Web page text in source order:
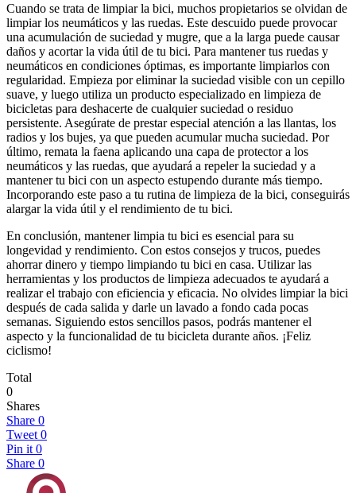
Cuando se trata de limpiar la bici, muchos propietarios se olvidan de
limpiar los neumáticos y las ruedas. Este descuido puede provocar
una acumulación de suciedad y mugre, que a la larga puede causar
daños y acortar la vida útil de tu bici. Para mantener tus ruedas y
neumáticos en condiciones óptimas, es importante limpiarlos con
regularidad. Empieza por eliminar la suciedad visible con un cepillo
suave, y luego utiliza un producto especializado en limpieza de
bicicletas para deshacerte de cualquier suciedad o residuo
persistente. Asegúrate de prestar especial atención a las llantas, los
radios y los bujes, ya que pueden acumular mucha suciedad. Por
último, remata la faena aplicando una capa de protector a los
neumáticos y las ruedas, que ayudará a repeler la suciedad y a
mantener tu bici con un aspecto estupendo durante más tiempo.
Incorporando este paso a tu rutina de limpieza de la bici, conseguirás
alargar la vida útil y el rendimiento de tu bici.
En conclusión, mantener limpia tu bici es esencial para su
longevidad y rendimiento. Con estos consejos y trucos, puedes
ahorrar dinero y tiempo limpiando tu bici en casa. Utilizar las
herramientas y los productos de limpieza adecuados te ayudará a
realizar el trabajo con eficiencia y eficacia. No olvides limpiar la bici
después de cada salida y darle un lavado a fondo cada pocas
semanas. Siguiendo estos sencillos pasos, podrás mantener el
aspecto y la funcionalidad de tu bicicleta durante años. ¡Feliz
ciclismo!
Total
0
Shares
Share 0
Tweet 0
Pin it 0
Share 0